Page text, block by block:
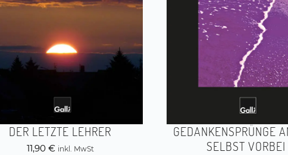
DER LETZTE LEHRER
11,90 € inkl. MwSt
GEDANKENSPRÜNGE
SELBST VORBEI